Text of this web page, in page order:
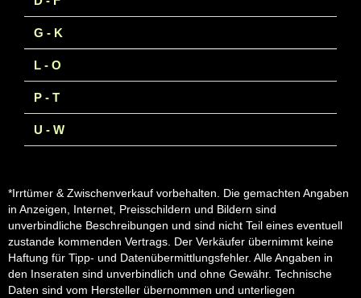
G - K
L - O
P - T
U - W
*Irrtümer & Zwischenverkauf vorbehalten. Die gemachten Angaben
in Anzeigen, Internet, Preisschildern und Bildern sind
unverbindliche Beschreibungen und sind nicht Teil eines eventuell
zustande kommenden Vertrags. Der Verkäufer übernimmt keine
Haftung für Tipp- und Datenübermittlungsfehler. Alle Angaben in
den Inseraten sind unverbindlich und ohne Gewähr. Technische
Daten sind vom Hersteller übernommen und unterliegen